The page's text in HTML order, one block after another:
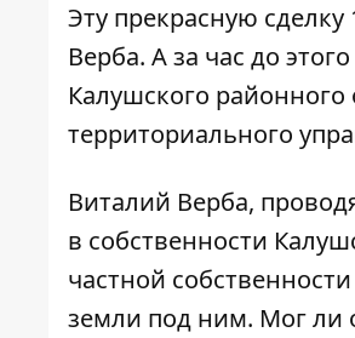
Эту прекрасную
Верба. А за час до
Калушского
территориального
Виталий Верба,
в собственности
частной
земли под ним. Мог ли